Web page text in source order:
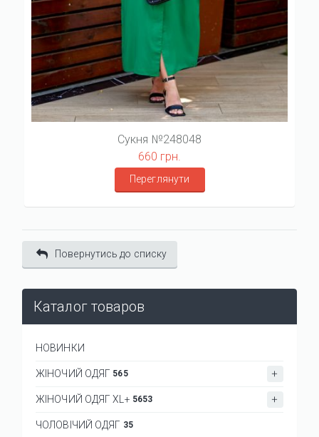
Сукня №248048
660 грн.
Переглянути
Повернутись до списку
Каталог товаров
НОВИНКИ
ЖІНОЧИЙ ОДЯГ 565
ЖІНОЧИЙ ОДЯГ XL+ 5653
ЧОЛОВІЧИЙ ОДЯГ 35